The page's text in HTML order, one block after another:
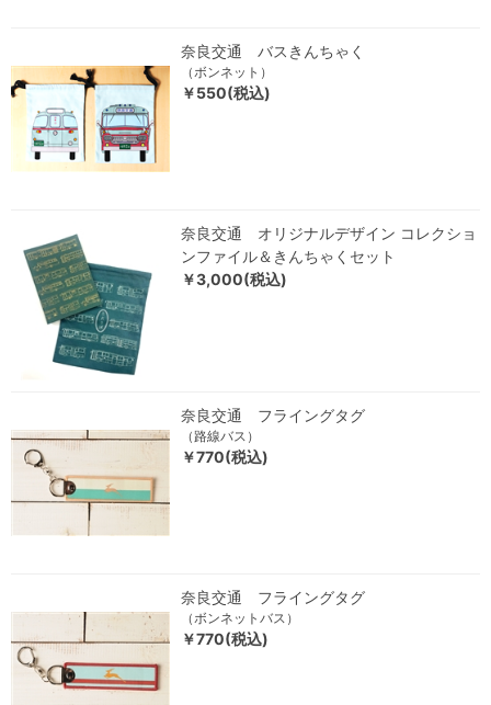
奈良交通 バスきんちゃく
（ボンネット）
￥550(税込)
奈良交通 オリジナルデザイン コレクショ
ンファイル＆きんちゃくセット
￥3,000(税込)
奈良交通 フライングタグ
（路線バス）
￥770(税込)
奈良交通 フライングタグ
（ボンネットバス）
￥770(税込)